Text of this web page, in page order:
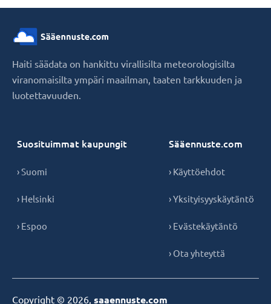
Haiti säädata on hankittu virallisilta meteorologisilta
viranomaisilta ympäri maailman, taaten tarkkuuden ja
luotettavuuden.
Suosituimmat kaupungit
› Suomi
› Helsinki
› Espoo
Sääennuste.com
› Käyttöehdot
› Yksityisyyskäytäntö
› Evästekäytäntö
› Ota yhteyttä
Copyright © 2026, saaennuste.com